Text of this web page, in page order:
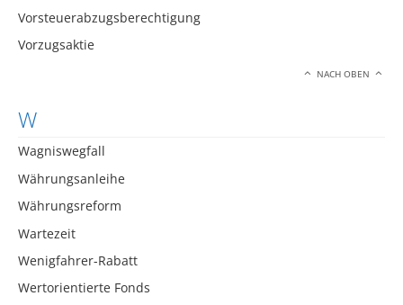
Vorsteuerabzugsberechtigung
Vorzugsaktie
NACH OBEN
W
Wagniswegfall
Währungsanleihe
Währungsreform
Wartezeit
Wenigfahrer-Rabatt
Wertorientierte Fonds